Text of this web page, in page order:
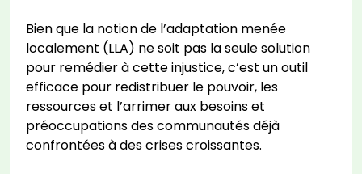
Bien que la notion de l’adaptation menée
localement (LLA) ne soit pas la seule solution
pour remédier à cette injustice, c’est un outil
efficace pour redistribuer le pouvoir, les
ressources et l’arrimer aux besoins et
préoccupations des communautés déjà
confrontées à des crises croissantes.